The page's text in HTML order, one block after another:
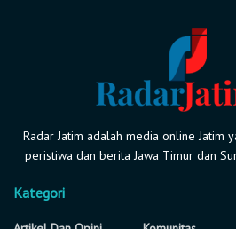
Radar Jatim adalah media online Jatim
peristiwa dan berita Jawa Timur dan
Kategori